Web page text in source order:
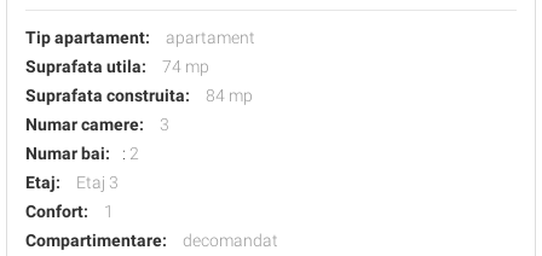
Tip apartament:
apartament
Suprafata utila:
74 mp
Suprafata construita:
84 mp
Numar camere:
3
Numar bai:
: 2
Etaj:
Etaj 3
Confort:
1
Compartimentare:
decomandat